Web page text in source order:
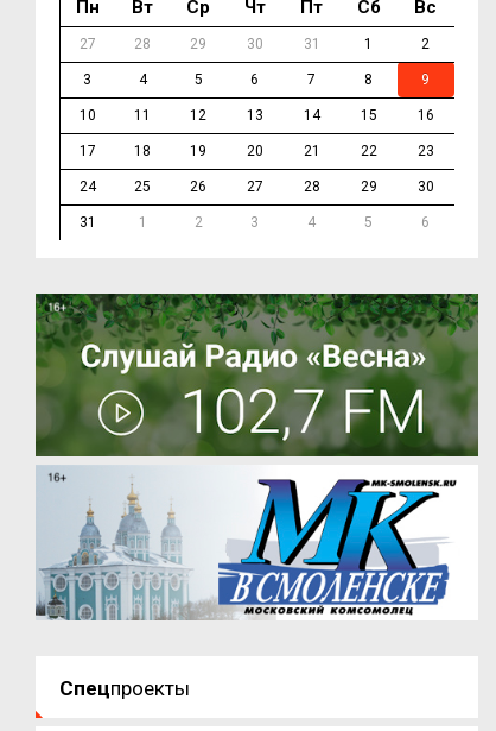
Пн
Вт Ср Чт Пт Сб Вс
27 28 29 30 31 1 2
3 4 5 6 7 8 9
10 11 12 13 14 15 16
17 18 19 20 21 22 23
24 25 26 27 28 29 30
31 1 2 3 4 5 6
Спецпроекты